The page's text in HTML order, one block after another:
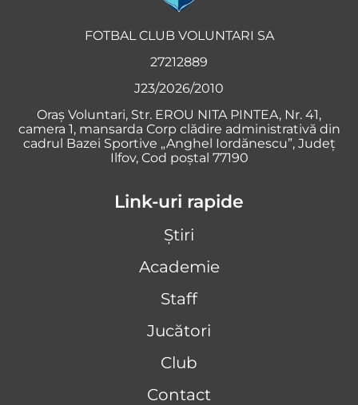
FOTBAL CLUB VOLUNTARI SA
27212889
J23/2026/2010
Oraş Voluntari, Str. EROU NITA PINTEA, Nr. 41,
camera 1, mansarda Corp clădire administrativă din
cadrul Bazei Sportive „Anghel Iordănescu”, Județ
Ilfov, Cod poștal 77190
Link-uri rapide
Știri
Academie
Staff
Jucători
Club
Contact